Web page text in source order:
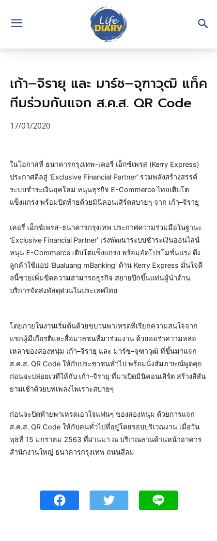
เก้า–จิรายุ และ มาร์ช–จุฑาวุฒิ แท็ค
ทีมร่วมกันแจก ส.ค.ส. QR Code
17/01/2020
ในโอกาสที่ ธนาคารกรุงเทพ-เคอรี่ เอ็กซ์เพรส (Kerry Express)
ประกาศดีลสู่ ‘Exclusive Financial Partner’ รวมพลังสร้างสรรค์
ระบบชำระเงินยุคใหม่ หนุนธุรกิจ E-Commerce ไทยเติบโต
แข็งแกร่ง พร้อมปิดท้ายด้วยมินิคอนเสิร์ตสบายๆ จาก เก้า–จิรายุ
เคอรี่ เอ็กซ์เพรส-ธนาคารกรุงเทพ ประกาศความร่วมมือในฐานะ
‘Exclusive Financial Partner’ เร่งพัฒนาระบบชำระเงินออนไลน์
หนุน E-Commerce เติบโตแข็งแกร่ง พร้อมอัดโปรโมชั่นแรง ดึง
ลูกค้าใช้แอป ‘Bualuang mBanking’ ด้าน Kerry Express มั่นใจดี
ลนี้ช่วยเพิ่มขีดความสามารถธุรกิจ สยายปีกขึ้นแท่นผู้นำด้าน
บริการจัดส่งพัสดุด่วนในประเทศไทย
โดยภายในงานเริ่มต้นด้วยขบวนพาเหรดที่เรียกความสนใจจาก
แขกผู้มีเกียรติและสื่อมวลชนที่มาร่วมงาน ด้วยออร่าความหล่อ
เหลาของสองหนุ่ม เก้า–จิรายุ และ มาร์ช–จุฑาวุฒิ ที่ขึ้นมาแจก
ส.ค.ส. QR Code ให้กับประชาชนทั่วไป พร้อมนั่งสัมภาษณ์พูดคุย
ก่อนจะปล่อยเวทีให้กับ เก้า–จิรายุ ที่มาเปิดมินิคอนเสิร์ต สร้างสีสัน
ยามเช้าด้วยบทเพลงไพเราะสบายๆ
ก่อนจะปิดท้ายพาเหรดเอาใจแฟนๆ ของสองหนุ่ม ด้วยการแจก
ส.ค.ส. QR Code ให้กับคนทั่วไปที่อยู่โดยรอบบริเวณงาน เมื่อวัน
พุธที่ 15 มกราคม 2563 ที่ผ่านมา ณ บริเวณลานด้านหน้าอาคาร
สำนักงานใหญ่ ธนาคารกรุงเทพ ถนนสีลม